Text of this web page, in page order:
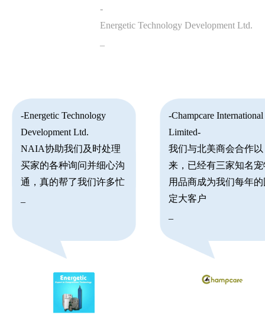
-
Energetic Technology Development Ltd.
-Energetic Technology
Development Ltd.
NAIA协助我们及时处理
买家的各种询问并细心沟
通，真的帮了我们许多忙
-Champcare International
Limited-
我们与北美商会合作以
来，已经有三家知名宠
用品商成为我们每年的
定大客户